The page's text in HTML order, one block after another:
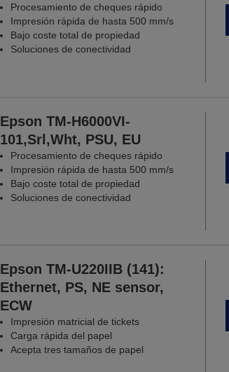
Procesamiento de cheques rápido
Impresión rápida de hasta 500 mm/s
Bajo coste total de propiedad
Soluciones de conectividad
Epson TM-H6000VI-
101,Srl,Wht, PSU, EU
Procesamiento de cheques rápido
Impresión rápida de hasta 500 mm/s
Bajo coste total de propiedad
Soluciones de conectividad
Epson TM-U220IIB (141):
Ethernet, PS, NE sensor,
ECW
Impresión matricial de tickets
Carga rápida del papel
Acepta tres tamaños de papel